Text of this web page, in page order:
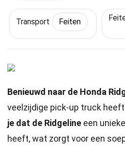
Transport Feiten
Benieuwd naar de Honda
veelzijdige pick-up truck
je dat de Ridgeline een
heeft, wat zorgt voor een